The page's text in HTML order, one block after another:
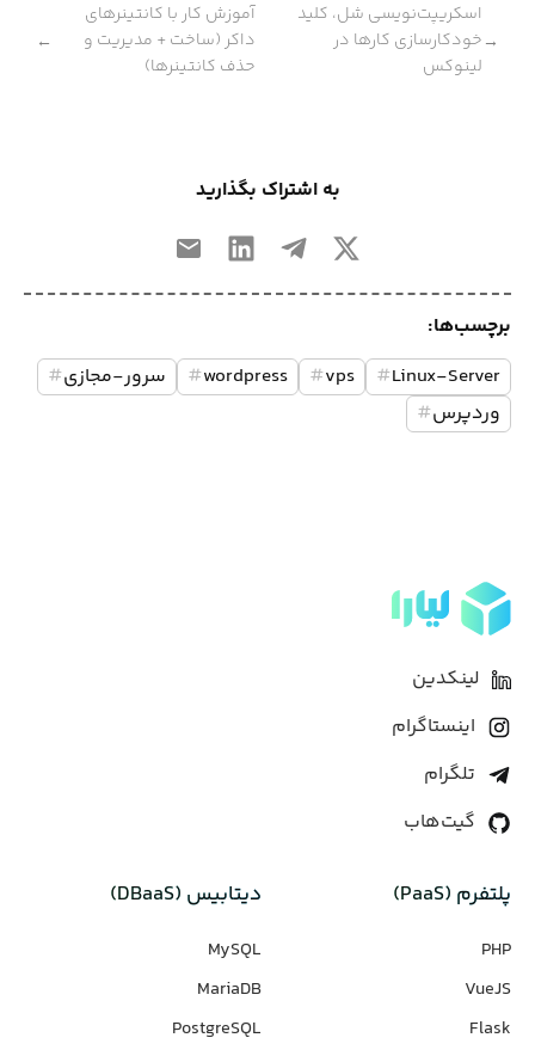
→
اسکریپت‌نویسی شل، کلید
خودکارسازی کارها در
لینوکس
آموزش کار با کانتینرهای
داکر (ساخت + مدیریت و
حذف کانتینرها)
←
به اشتراک بگذارید
برچسب‌ها:
Linux-Server
#
vps
#
wordpress
# سرور-مجازی#
وردپرس#
لینکدین
اینستاگرام
تلگرام
گیت‌هاب
پلتفرم (PaaS)
PHP
VueJS
Flask
دیتابیس‌ (DBaaS)
MySQL
MariaDB
PostgreSQL